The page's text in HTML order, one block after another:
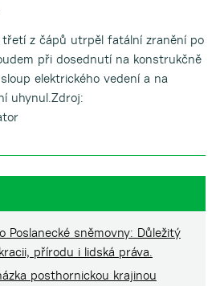
z čápů utrpěl fatální zranění po
při dosednutí na konstrukčně
elektrického vedení a na
uhynul.Zdroj:
Poslanecké sněmovny: Důležitý
přírodu i lidská práva.
posthornickou krajinou